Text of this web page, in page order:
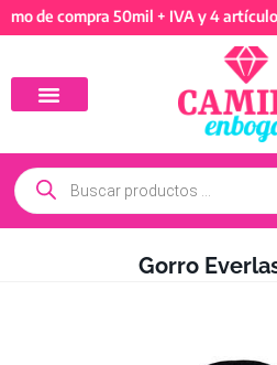
de compra 50mil + IVA y 4
Gorro